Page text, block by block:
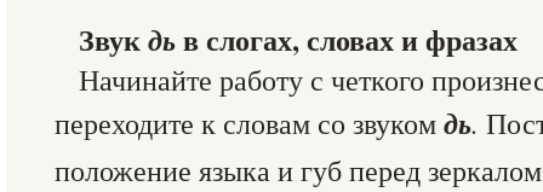
Звукдьв слогах, словах и фразах
Начинайте работу с четкого
переходите к словам со звукомдь.
положение языка и губ перед